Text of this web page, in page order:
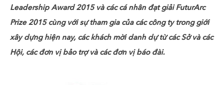
Leadership Award 2015 và các cá nhân đạt giải FuturArc
Prize 2015 cùng với sự tham gia của các công ty trong giới
xây dựng hiện nay, các khách mời danh dự từ các Sở và các
Hội, các đơn vị bảo trợ và các đơn vị báo đài.